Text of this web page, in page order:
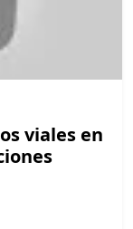
viales en